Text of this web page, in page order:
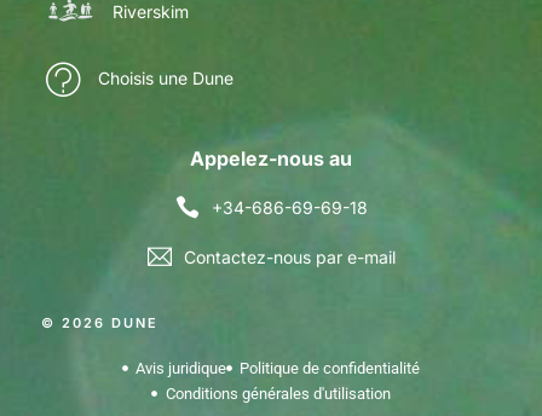
Riverskim
Choisis une Dune
Appelez-nous au
+34-686-69-69-18
Contactez-nous par e-mail
© 2026 DUNE
Avis juridique
Politique de confidentialité
Conditions générales d'utilisation